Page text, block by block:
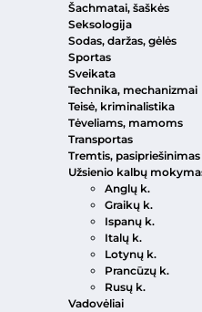
Šachmatai, šaškės
Seksologija
Sodas, daržas, gėlės
Sportas
Sveikata
Technika, mechanizmai
Teisė, kriminalistika
Tėveliams, mamoms
Transportas
Tremtis, pasipriešinimas
Užsienio kalbų
Anglų k.
Graikų k.
Ispanų k.
Italų k.
Lotynų k.
Prancūzų k.
Rusų k.
Vadovėliai